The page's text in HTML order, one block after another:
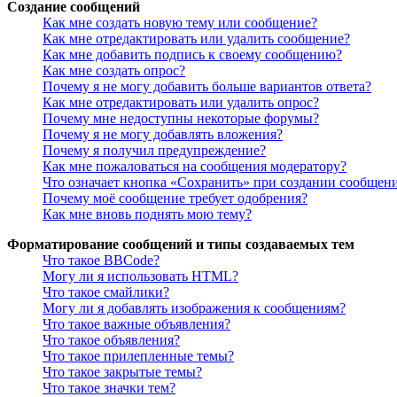
Создание сообщений
Как мне создать новую тему или сообщение?
Как мне отредактировать или удалить сообщение?
Как мне добавить подпись к своему сообщению?
Как мне создать опрос?
Почему я не могу добавить больше вариантов ответа?
Как мне отредактировать или удалить опрос?
Почему мне недоступны некоторые форумы?
Почему я не могу добавлять вложения?
Почему я получил предупреждение?
Как мне пожаловаться на сообщения модератору?
Что означает кнопка «Сохранить» при создании
Почему моё сообщение требует одобрения?
Как мне вновь поднять мою тему?
Форматирование сообщений и типы создаваемых тем
Что такое BBCode?
Могу ли я использовать HTML?
Что такое смайлики?
Могу ли я добавлять изображения к сообщениям?
Что такое важные объявления?
Что такое объявления?
Что такое прилепленные темы?
Что такое закрытые темы?
Что такое значки тем?